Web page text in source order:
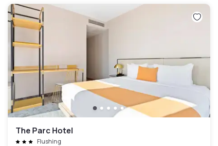
The Parc Hotel
Flushing